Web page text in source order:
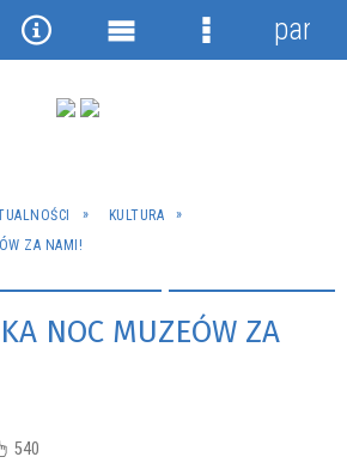
KULTURA
ZA NAMI!
NOC MUZEÓW ZA
540
NarzędziaMenu
Menu
panel